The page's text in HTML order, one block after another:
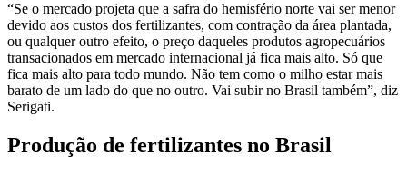
“Se o mercado projeta que a safra do hemisfério norte vai ser menor
devido aos custos dos fertilizantes, com contração da área plantada,
ou qualquer outro efeito, o preço daqueles produtos agropecuários
transacionados em mercado internacional já fica mais alto. Só que
fica mais alto para todo mundo. Não tem como o milho estar mais
barato de um lado do que no outro. Vai subir no Brasil também”, diz
Serigati.
Produção de fertilizantes no Brasil